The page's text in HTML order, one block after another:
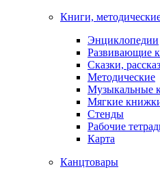
Книги,
Энциклопедии
Развивающие
Сказки,
Методические
Музыкальные
Мягкие
Стенды
Рабочие
Карта
Канцтовары